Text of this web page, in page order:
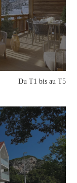
Du T1 bis au T5